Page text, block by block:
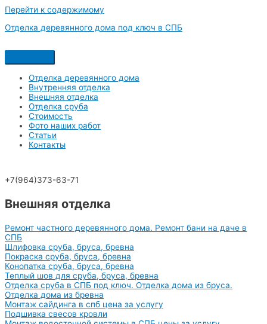
Перейти к содержимому
Отделка деревянного дома под ключ в СПБ
Отделка деревянного дома
Внутренняя отделка
Внешняя отделка
Отделка сруба
Стоимость
Фото наших работ
Статьи
Контакты
+7(964)373-63-71
Внешняя отделка
Ремонт частного деревянного дома. Ремонт бани на даче в
СПБ
Шлифовка сруба, бруса, бревна
Покраска сруба, бруса, бревна
Конопатка сруба, бруса, бревна
Теплый шов для сруба, бруса, бревна
Отделка сруба в СПБ под ключ. Отделка дома из бруса.
Отделка дома из бревна
Монтаж сайдинга в спб цена за услугу
Подшивка свесов кровли